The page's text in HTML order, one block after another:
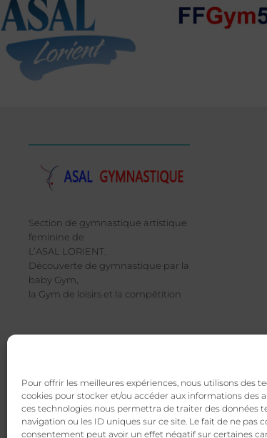
Pour offrir les meilleures expériences, nous utilisons des
cookies pour stocker et/ou accéder aux informations des
ces technologies nous permettra de traiter des données
navigation ou les ID uniques sur ce site. Le fait de ne pas
consentement peut avoir un effet négatif sur certaines
ASAL
LORIENT
Section de gymnastique artistique
feminine de
L’ASAL LORIENT.
Découverte de gymnastique par la
baby Gym,
la Gym de loisirs et la compétition
@copyright 2024-25 – ASAL